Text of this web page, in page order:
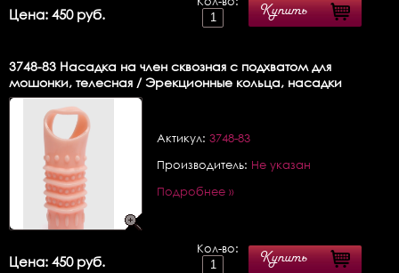
Цена: 450 руб. Купить
3748-83 Насадка на член сквозная с подхватом для
мошонки, телесная / Эрекционные кольца, насадки
Актикул: 3748-83
Производитель: Не указан
Подробнее »
Цена: 450 руб.
Кол-во:
Купить